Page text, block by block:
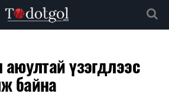
үзэгдлээс
байна